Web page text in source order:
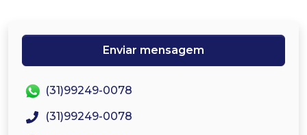
Enviar mensagem
(31)99249-0078
(31)99249-0078